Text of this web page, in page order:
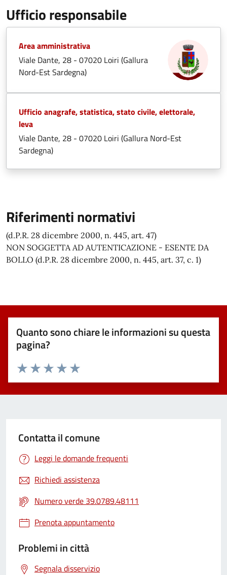
Ufficio responsabile
Area amministrativa
Viale Dante, 28 - 07020 Loiri (Gallura
Nord-Est Sardegna)
Ufficio anagrafe, statistica, stato civile, elettorale,
leva
Viale Dante, 28 - 07020 Loiri (Gallura Nord-Est
Sardegna)
Riferimenti normativi
(d.P.R. 28 dicembre 2000, n. 445, art. 47)
NON SOGGETTA AD AUTENTICAZIONE - ESENTE DA
BOLLO (d.P.R. 28 dicembre 2000, n. 445, art. 37, c. 1)
Quanto sono chiare le informazioni su questa
pagina?
Valuta 5 stelle su 5
Valuta 4 stelle su 5
Valuta 3 stelle su 5
Valuta 2 stelle su 5
Valuta 1 stelle su 5
Contatta il comune
Leggi le domande frequenti
Richiedi assistenza
Numero verde 39.0789.48111
Prenota appuntamento
Problemi in città
Segnala disservizio